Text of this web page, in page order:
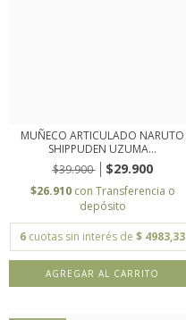
MUÑECO ARTICULADO NARUTO
SHIPPUDEN UZUMA...
$39.900
$29.900
$26.910 con Transferencia o
depósito
6 cuotas sin interés de $ 4983,33